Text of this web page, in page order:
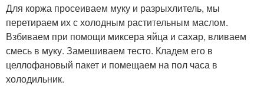
Для коржа просеиваем муку и разрыхлитель, мы
перетираем их с холодным растительным маслом.
Взбиваем при помощи миксера яйца и сахар, вливаем
смесь в муку. Замешиваем тесто. Кладем его в
целлофановый пакет и помещаем на пол часа в
холодильник.